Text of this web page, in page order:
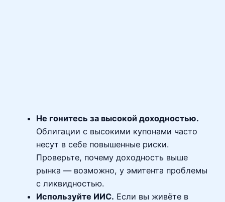
Не гонитесь за высокой доходностью.
Облигации с высокими купонами часто
несут в себе повышенные риски.
Проверьте, почему доходность выше
рынка — возможно, у эмитента проблемы
с ликвидностью.
Используйте ИИС. Если вы живёте в